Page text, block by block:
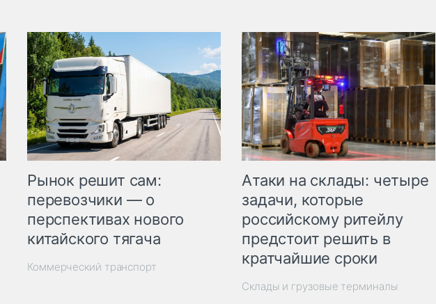
Рынок решит сам:
перевозчики — о
перспективах нового
китайского тягача
Коммерческий транспорт
Атаки на склады: четыре
задачи, которые
российскому ритейлу
предстоит решить в
кратчайшие сроки
Склады и грузовые терминалы